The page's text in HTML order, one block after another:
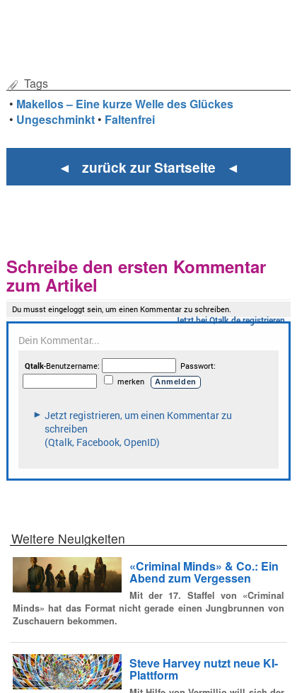
Tags
• Makellos – Eine kurze Welle des Glückes
• Ungeschminkt • Faltenfrei
◄ zurück zur Startseite ◄
Schreibe den ersten Kommentar
zum Artikel
Weitere Neuigkeiten
«Criminal Minds» & Co.: Ein
Abend zum Vergessen
Mit der 17. Staffel von «Criminal
Minds» hat das Format nicht gerade einen Jungbrunnen von
Zuschauern bekommen.
Steve Harvey nutzt neue KI-
Plattform